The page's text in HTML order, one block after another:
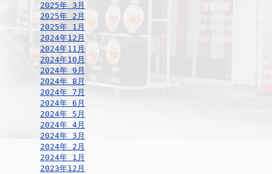
2025年 3月
2025年 2月
2025年 1月
2024年12月
2024年11月
2024年10月
2024年 9月
2024年 8月
2024年 7月
2024年 6月
2024年 5月
2024年 4月
2024年 3月
2024年 2月
2024年 1月
2023年12月